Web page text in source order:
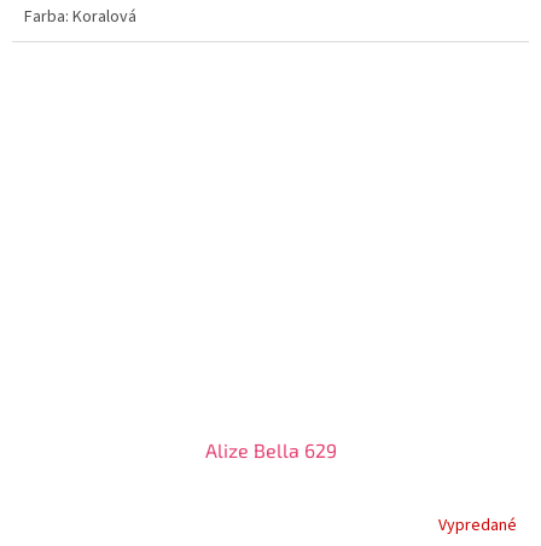
Farba: Koralová
Alize Bella 629
Vypredané